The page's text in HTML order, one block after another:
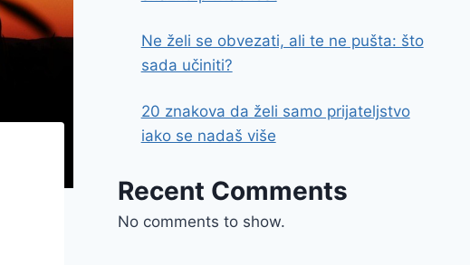
Ne želi se obvezati, ali te ne pušta: što
sada učiniti?
20 znakova da želi samo prijateljstvo
iako se nadaš više
Recent Comments
No comments to show.